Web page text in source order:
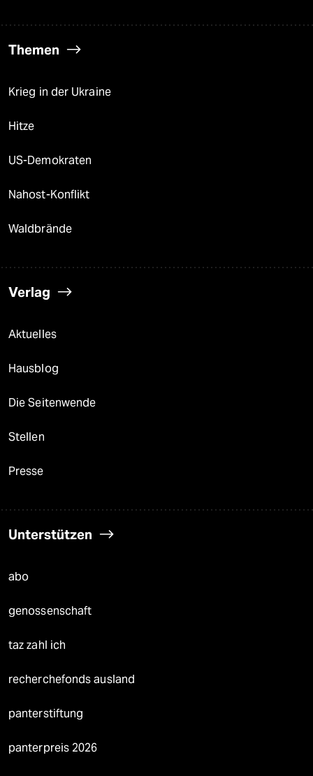
Themen
Krieg in der Ukraine
Hitze
US-Demokraten
Nahost-Konflikt
Waldbrände
Verlag
Aktuelles
Hausblog
Die Seitenwende
Stellen
Presse
Unterstützen
abo
genossenschaft
taz zahl ich
recherchefonds ausland
panterstiftung
panterpreis 2026